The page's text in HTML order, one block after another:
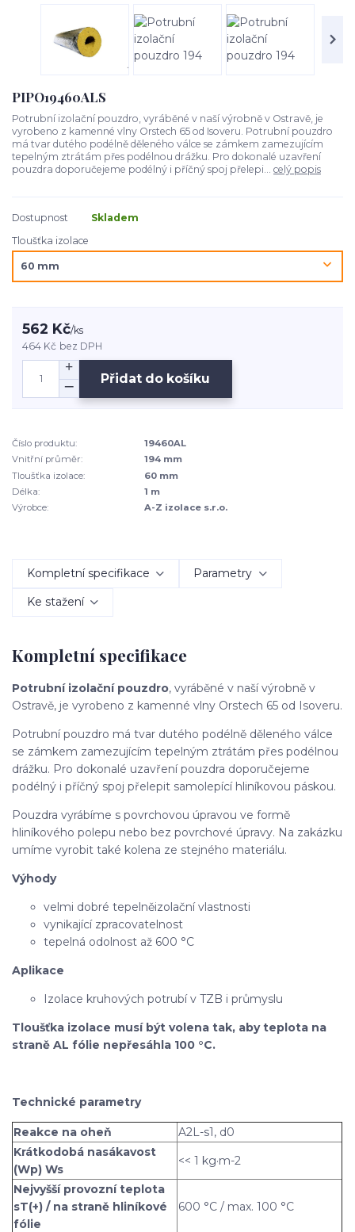
PIPO19460ALS
Potrubní izolační pouzdro, vyráběné v naší výrobně v Ostravě, je
vyrobeno z kamenné vlny Orstech 65 od Isoveru. Potrubní pouzdro
má tvar dutého podélně děleného válce se zámkem zamezujícím
tepelným ztrátám přes podélnou drážku. Pro dokonalé uzavření
pouzdra doporučejeme podélný i příčný spoj přelepi... celý popis
Dostupnost
Skladem
Tloušťka izolace
562 Kč/ks
464 Kč bez DPH
Přidat do košíku
Číslo produktu:
19460AL
Vnitřní průměr:
194 mm
Tloušťka izolace:
60 mm
Délka:
1 m
Výrobce:
A-Z izolace s.r.o.
Kompletní specifikace Parametry
Ke stažení
Kompletní specifikace
Potrubní izolační pouzdro, vyráběné v naší výrobně v
Ostravě, je vyrobeno z kamenné vlny Orstech 65 od Isoveru.
Potrubní pouzdro má tvar dutého podélně děleného válce
se zámkem zamezujícím tepelným ztrátám přes podélnou
drážku. Pro dokonalé uzavření pouzdra doporučejeme
podélný i příčný spoj přelepit samolepící hliníkovou páskou.
Pouzdra vyrábíme s povrchovou úpravou ve formě
hliníkového polepu nebo bez povrchové úpravy. Na zakázku
umíme vyrobit také kolena ze stejného materiálu.
Výhody
velmi dobré tepelněizolační vlastnosti
vynikající zpracovatelnost
tepelná odolnost až 600 °C
Aplikace
Izolace kruhových potrubí v TZB i průmyslu
Tloušťka izolace musí být volena tak, aby teplota na
straně AL fólie nepřesáhla 100 °C.
Technické parametry
Reakce na oheň
A2L-s1, d0
Krátkodobá nasákavost
(Wp) Ws
<< 1 kg·m-2
Nejvyšší provozní teplota
sT(+) / na straně hliníkové
fólie
600 °C / max. 100 °C